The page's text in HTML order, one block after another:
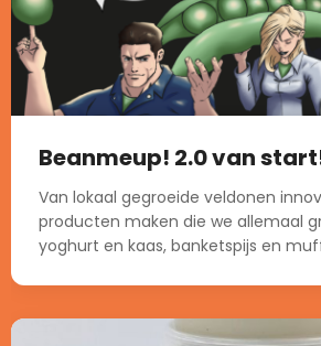
Beanmeup! 2.0 van
Van lokaal gegroeide veldonen
producten maken die we allemaal
yoghurt en kaas, banketspijs en